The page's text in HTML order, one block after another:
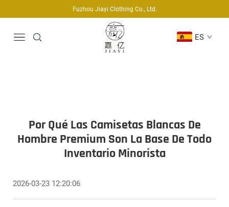
Fuzhou Jiayi Clothing Co., Ltd.
ES
Por Qué Las Camisetas Blancas De
Hombre Premium Son La Base De Todo
Inventario Minorista
2026-03-23 12:20:06